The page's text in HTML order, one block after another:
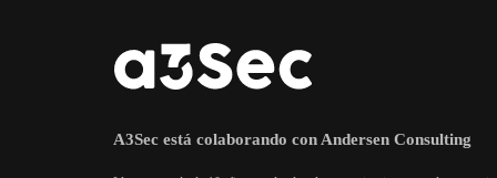
A3Sec está colaborando con Andersen Consulting